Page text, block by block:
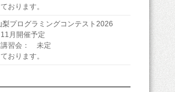
おります。
プログラミングコンテスト2026
月開催予定
講習会： 未定
おります。